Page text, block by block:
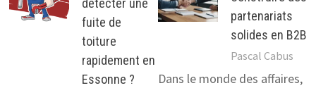
détecter une
fuite de
toiture
rapidement en
Essonne ?
partenariats
solides en B2B
Pascal Cabus
Dans le monde des affaires,